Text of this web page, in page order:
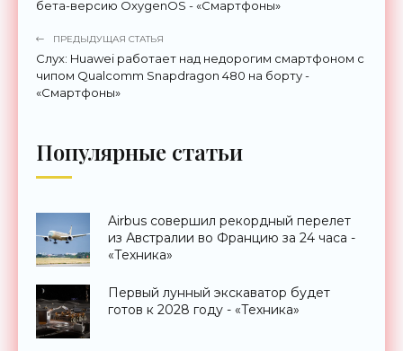
бета-версию OxygenOS - «Смартфоны»
ПРЕДЫДУЩАЯ СТАТЬЯ
Слух: Huawei работает над недорогим смартфоном с
чипом Qualcomm Snapdragon 480 на борту -
«Смартфоны»
Популярные статьи
Airbus совершил рекордный перелет
из Австралии во Францию за 24 часа -
«Техника»
Первый лунный экскаватор будет
готов к 2028 году - «Техника»